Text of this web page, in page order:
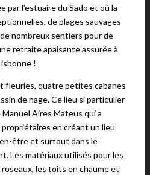
l’estuaire du Sado et où la
de plages sauvages
nombreux sentiers pour de
retraite apaisante assurée à
!
fleuries, quatre petites cabanes
de nage. Ce lieu si particulier
Aires Mateus qui a
en créant un lieu
être et surtout dans le
Les matériaux utilisés pour les
les toits en chaume et